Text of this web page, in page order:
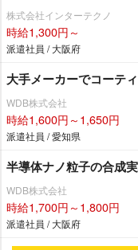
株式会社インターテクノ
時給1,300円～
派遣社員 / 大阪府
大手メーカーでコーテ
WDB株式会社
時給1,600円～1,650円
派遣社員 / 愛知県
半導体ナノ粒子の合成
WDB株式会社
時給1,700円～1,800円
派遣社員 / 大阪府